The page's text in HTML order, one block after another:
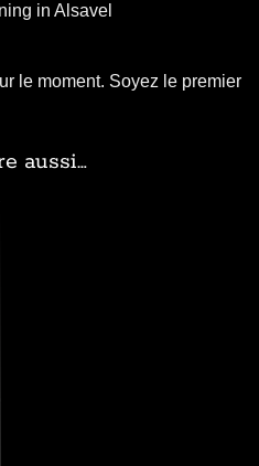
in Alsavel
le moment. Soyez le premier
aussi…